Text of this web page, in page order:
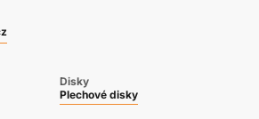
Disky
Plechové disky